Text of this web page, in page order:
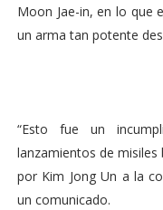
Moon Jae-in, en lo que
un arma tan potente
“Esto fue un
lanzamientos de
por Kim Jong Un a la
un comunicado.